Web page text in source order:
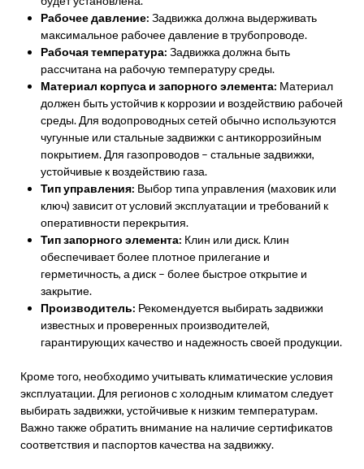
Рабочее давление: Задвижка должна выдерживать
максимальное рабочее давление в трубопроводе.
Рабочая температура: Задвижка должна быть
рассчитана на рабочую температуру среды.
Материал корпуса и запорного элемента: Материал
должен быть устойчив к коррозии и воздействию рабочей
среды. Для водопроводных сетей обычно используются
чугунные или стальные задвижки с антикоррозийным
покрытием. Для газопроводов – стальные задвижки,
устойчивые к воздействию газа.
Тип управления: Выбор типа управления (маховик или
ключ) зависит от условий эксплуатации и требований к
оперативности перекрытия.
Тип запорного элемента: Клин или диск. Клин
обеспечивает более плотное прилегание и
герметичность, а диск – более быстрое открытие и
закрытие.
Производитель: Рекомендуется выбирать задвижки
известных и проверенных производителей,
гарантирующих качество и надежность своей продукции.
Кроме того, необходимо учитывать климатические условия
эксплуатации. Для регионов с холодным климатом следует
выбирать задвижки, устойчивые к низким температурам.
Важно также обратить внимание на наличие сертификатов
соответствия и паспортов качества на задвижку.